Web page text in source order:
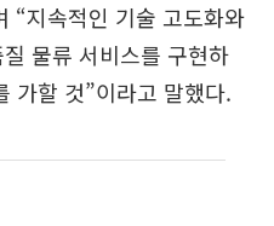
“지속적인 기술 고도화와
물류 서비스를 구현하
가할 것”이라고 말했다.